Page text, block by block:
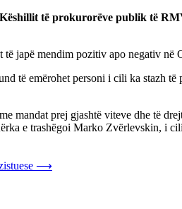
të prokurorëve publik të
japë mendim pozitiv apo negativ
të emërohet personi i cili ka stazh
mandat prej gjashtë viteve dhe të
e trashëgoi Marko Zvërlevskin, i
⟶